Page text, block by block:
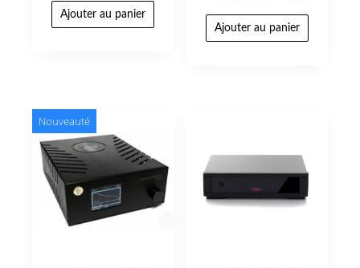
Ajouter au panier
Ajouter au panier
Nouveauté